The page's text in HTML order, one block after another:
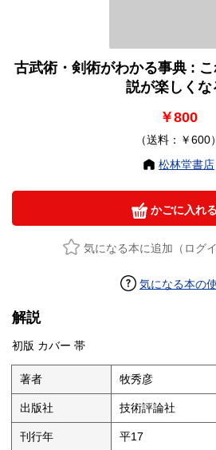
古武術・剣術がわかる事典 :
説が楽しくな
￥800
（送料：￥600）
松林堂書店
かごに入れる
気になる本に追加（ログ
気になる本の
解説
初版 カバー 帯
著者 牧秀彦
出版社 技術評論社
刊行年 平17